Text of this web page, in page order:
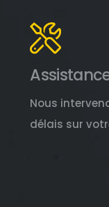
Nous
délais sur